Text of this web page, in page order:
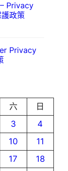
Privacy
政策
Privacy
六
日
3
4
10
11
17
18